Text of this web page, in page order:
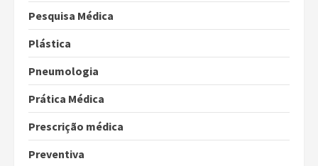
Pesquisa Médica
Plástica
Pneumologia
Prática Médica
Prescrição médica
Preventiva